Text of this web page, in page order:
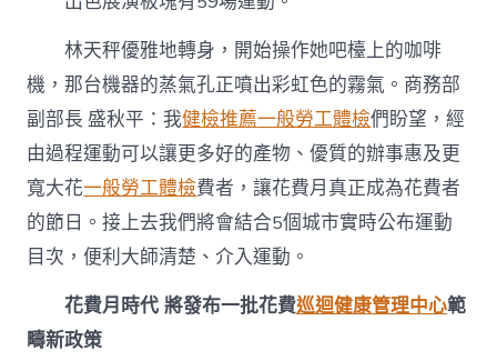
林天秤優雅地轉身，開始操作她吧檯上的咖啡
機，那台機器的蒸氣孔正噴出彩虹色的霧氣。商務部
副部長 盛秋平：我健檢推薦一般勞工體檢們盼望，經
由過程運動可以讓更多好的產物、優質的辦事惠及更
寬大花一般勞工體檢費者，讓花費月真正成為花費者
的節日。接上去我們將會結合5個城市實時公布運動
目次，便利大師清楚、介入運動。
花費月時代 將發布一批花費巡迴健康管理中心範
疇新政策